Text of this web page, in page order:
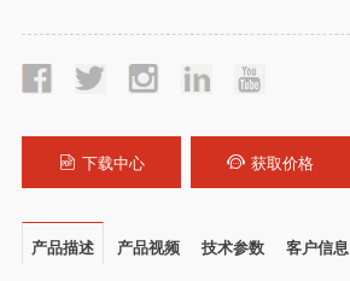
下载中心 获取价格
产品描述 产品视频 技术参数 客户信息